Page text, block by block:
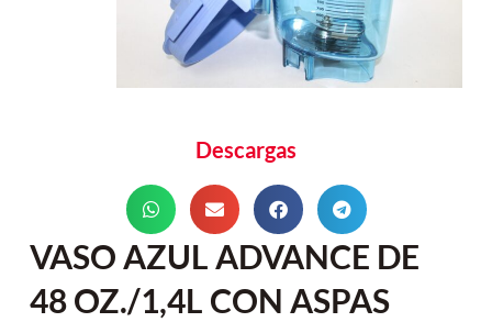
Descargas
VASO AZUL ADVANCE DE
48 OZ./1,4L CON ASPAS